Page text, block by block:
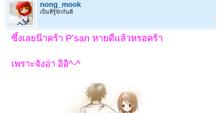
nong_mook
เป็นที่รู้จักกันดี
ซึ้งเลยน๊าคร้า P'san หายดีแล้วหรอคร้า
เพราะจังอ่า อิอิ^-^